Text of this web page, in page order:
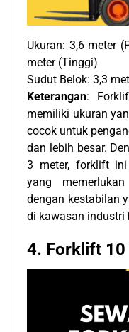
Ukuran: 3,6 meter
meter (Tinggi)
Sudut Belok: 3,3
Keterangan:
memiliki ukuran
cocok untuk
dan lebih besar.
3 meter, forklift
yang
dengan kestabilan
di kawasan industri
4. Forklift 10